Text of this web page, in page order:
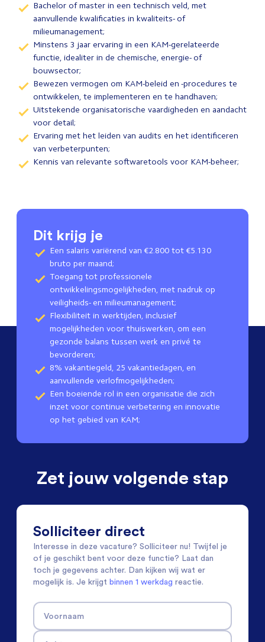
Bachelor of master in een technisch veld, met
aanvullende kwalificaties in kwaliteits- of
milieumanagement;
Minstens 3 jaar ervaring in een KAM-gerelateerde
functie, idealiter in de chemische, energie- of
bouwsector;
Bewezen vermogen om KAM-beleid en -procedures te
ontwikkelen, te implementeren en te handhaven;
Uitstekende organisatorische vaardigheden en aandacht
voor detail;
Ervaring met het leiden van audits en het identificeren
van verbeterpunten;
Kennis van relevante softwaretools voor KAM-beheer;
Dit krijg je
Een salaris variërend van €2.800 tot €5.130
bruto per maand;
Toegang tot professionele
ontwikkelingsmogelijkheden, met nadruk op
veiligheids- en milieumanagement;
Flexibiliteit in werktijden, inclusief
mogelijkheden voor thuiswerken, om een
gezonde balans tussen werk en privé te
bevorderen;
8% vakantiegeld, 25 vakantiedagen, en
aanvullende verlofmogelijkheden;
Een boeiende rol in een organisatie die zich
inzet voor continue verbetering en innovatie
op het gebied van KAM;
Zet jouw volgende stap
Solliciteer direct
Interesse in deze vacature? Solliciteer nu! Twijfel je
of je geschikt bent voor deze functie? Laat dan
toch je gegevens achter. Dan kijken wij wat er
mogelijk is. Je krijgt binnen 1 werkdag reactie.
Voornaam